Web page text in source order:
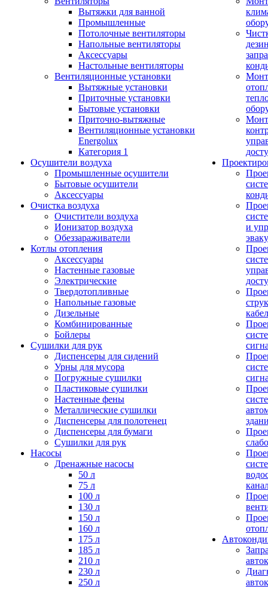
Вытяжки для ванной
Промышленные
Потолочные вентиляторы
Напольные вентиляторы
Аксессуары
Настольные вентиляторы
Вентиляционные установки
Вытяжные установки
Приточные установки
Бытовые установки
Приточно-вытяжные
Вентиляционные установки
Energolux
Категория 1
Осушители воздуха
Промышленные осушители
Бытовые осушители
Аксессуары
Очистка воздуха
Очистители воздуха
Ионизатор воздуха
Обеззараживатели
Котлы отопления
Аксессуары
Настенные газовые
Электрические
Твердотопливные
Напольные газовые
Дизельные
Комбинированные
Бойлеры
Сушилки для рук
Диспенсеры для сидений
Урны для мусора
Погружные сушилки
Пластиковые сушилки
Настенные фены
Металлические сушилки
Диспенсеры для полотенец
Диспенсеры для бумаги
Сушилки для рук
Насосы
Дренажные насосы
50 л
75 л
100 л
130 л
150 л
160 л
175 л
185 л
210 л
230 л
250 л
и